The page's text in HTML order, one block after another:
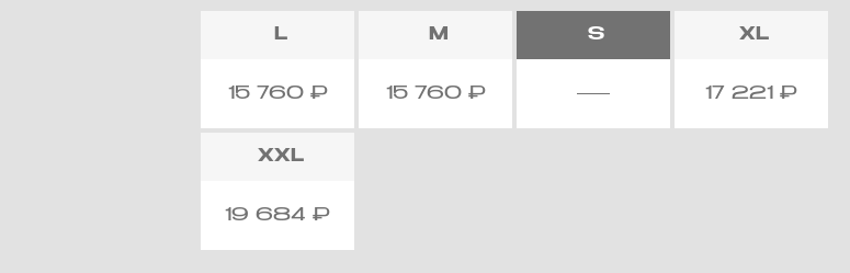
L
15 760 ₽
M
15 760 ₽
S XL
17 221 ₽
XXL
19 684₽